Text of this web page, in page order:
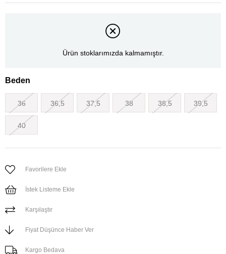
Ürün stoklarımızda kalmamıştır.
Beden
36 36,5 37,5 38 38,5 39,5
40
Favorilere Ekle
İstek Listeme Ekle
Karşılaştır
Fiyat Düşünce Haber Ver
Kargo Bedava